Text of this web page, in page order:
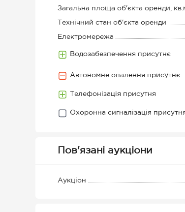
Загальна площа об'єкта оренди,
Технічний стан об'єкта оренди
Електромережа
Водозабезпечення присутнє
Автономне опалення присутнє
Телефонізація присутня
Охоронна сигналізація
Пов'язані аукціони
Аукціон